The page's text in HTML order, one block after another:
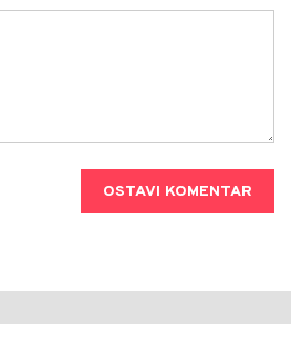
OSTAVI KOMENTAR